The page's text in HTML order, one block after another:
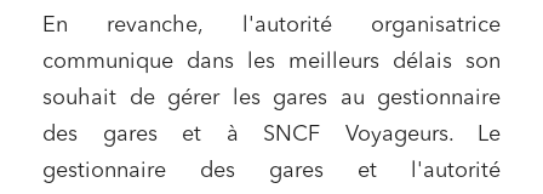
En revanche, l'autorité organisatrice
communique dans les meilleurs délais son
souhait de gérer les gares au gestionnaire
des gares et à SNCF Voyageurs. Le
gestionnaire des gares et l'autorité